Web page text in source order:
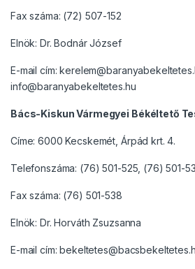
Fax száma: (72) 507-152
Elnök: Dr. Bodnár József
E-mail cím:
info@baranyabekeltetes.hu
Bács-Kiskun Vármegyei Békéltető
Címe: 6000 Kecskemét, Árpád krt. 4.
Telefonszáma: (76) 501-525, (76) 501-
Fax száma: (76) 501-538
Elnök: Dr. Horváth Zsuzsanna
E-mail cím: